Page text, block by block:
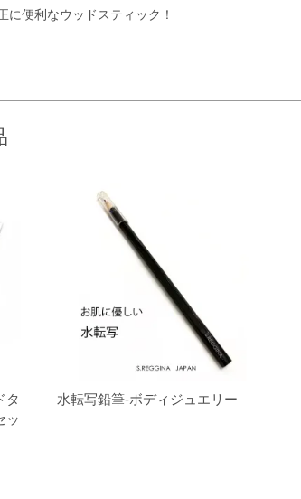
に便利なウッドスティック！
タ
ッ
水転写鉛筆-ボディジュエリー